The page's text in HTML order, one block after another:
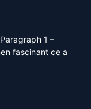
1 –
fascinant ce a